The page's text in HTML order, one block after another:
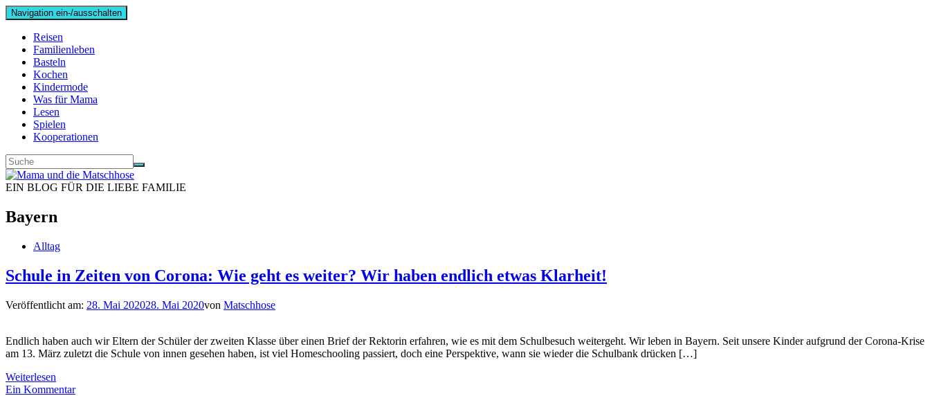
Navigation ein-/ausschalten
Reisen
Familienleben
Basteln
Kochen
Kindermode
Was für Mama
Lesen
Spielen
Kooperationen
EIN BLOG FÜR DIE LIEBE FAMILIE
Bayern
Alltag
Schule in Zeiten von Corona: Wie geht es weiter? Wir haben endlich etwas Klarheit!
Veröffentlicht am: 28. Mai 202028. Mai 2020von Matschhose
Endlich haben auch wir Eltern der Schüler der zweiten Klasse über einen Brief der Rektorin erfahren, wie es mit dem Schulbesuch weitergeht. Wir leben in Bayern. Seit unsere Kinder aufgrund der Corona-Krise
am 13. März zuletzt die Schule von innen gesehen haben, ist viel Homeschooling passiert, doch eine Perspektive, wann sie wieder die Schulbank drücken […]
Weiterlesen
Ein Kommentar